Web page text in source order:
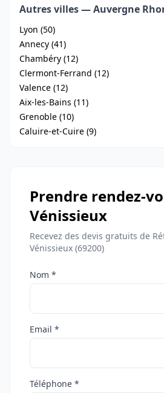
Autres villes — Auvergne
Lyon (50)
Annecy (41)
Chambéry (12)
Clermont-Ferrand (12)
Valence (12)
Aix-les-Bains (11)
Grenoble (10)
Caluire-et-Cuire (9)
Prendre rendez-
Vénissieux
Recevez des devis gratuits de
Vénissieux (69200)
Nom *
Email *
Téléphone *